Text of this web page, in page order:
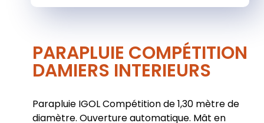
PARAPLUIE COMPÉTITION
DAMIERS INTERIEURS
Parapluie IGOL Compétition de 1,30 mètre de
diamètre. Ouverture automatique. Mât en